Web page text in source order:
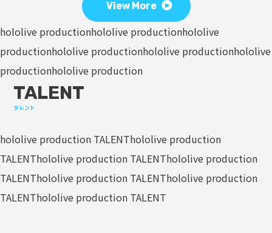
View More
hololive productionhololive productionhololive
productionhololive productionhololive productionhololive
productionhololive production
TALENT
タレント
hololive production TALENThololive production
TALENThololive production TALENThololive production
TALENThololive production TALENThololive production
TALENThololive production TALENT